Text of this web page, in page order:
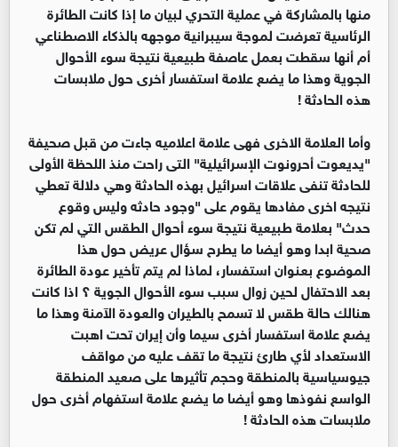
منها بالمشاركة في عملية التحري لبيان ما إذا كانت الطائرة
الرئاسية تعرضت لموجة سيبرانية موجهه بالذكاء الاصطناعي
أم أنها سقطت بعمل عاصفة طبيعية نتيجة سوء الأحوال
الجوية وهذا ما يضع علامة استفسار أخرى حول ملابسات
هذه الحادثة !
وأما العلامة الاخرى فهى علامة اعلاميه جاءت من قبل صحيفة
"يديعوت أحرونوت الإسرائيلية" التى راحت منذ اللحظة الأولى
للحادثة تنفى علاقات اسرائيل بهذه الحادثة وهي دلالة تعطي
نتيجه اخرى مفادها يقوم على "وجود حادثه وليس وقوع
حدث" بعلامة طبيعية نتيجة سوء أحوال الطقس التي لم تكن
صحية ابدا وهو أيضا ما يطرح سؤال عريض حول هذا
الموضوع بعنوان استفسار، لماذا لم يتم تأخير عودة الطائرة
بعد الاحتفال لحين زوال سبب سوء الأحوال الجوية ؟ اذا كانت
هنالك حالة طقس لا تسمح بالطيران والعودة الآمنة وهذا ما
يضع علامة استفسار أخرى سيما وأن إيران تحت اهبت
الاستعداد لأي طارئ نتيجة ما تقف عليه من مواقف
جيوسياسية بالمنطقة وحجم تأثيرها على صعيد المنطقة
الواسع نفوذها وهو أيضا ما يضع علامة استفهام أخرى حول
ملابسات هذه الحادثة !